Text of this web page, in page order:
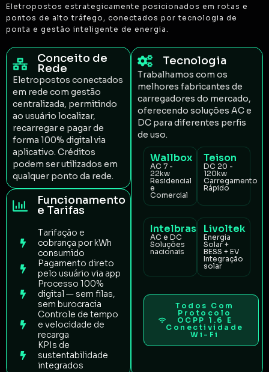
Eletropostos estrategicamente posicionados em rotas e
pontos de alto tráfego, conectados por tecnologia de
ponta e gestão inteligente de energia.
Conceito de
Rede
Eletropostos conectados
em rede com gestão
centralizada, permitindo
ao usuário localizar,
recarregar e pagar de
forma 100% digital via
aplicativo. Créditos
podem ser utilizados em
qualquer ponto da rede.
Funcionamento
e Tarifas
Tarifação e
cobrança por kWh
consumido
Pagamento direto
pelo usuário via app
Processo 100%
digital — sem filas,
sem burocracia
Controle de tempo
e velocidade de
recarga
KPIs de
sustentabilidade
integrados
Tecnologia
Trabalhamos com os
melhores fabricantes de
carregadores do mercado,
oferecendo soluções AC e
DC para diferentes perfis
de uso.
Wallbox
AC 7 -
22kw
Residencial
e
Comercial
Teison
DC 20 -
120kw
Carregamento
Rápido
Intelbras
AC e DC
Soluções
nacionais
Livoltek
Energia
Solar +
BESS + EV
Integração
solar
Todos Com
Protocolo
OCPP 1.6 E
Conectividade
Wi-Fi